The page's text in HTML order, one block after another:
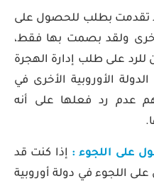
تقدمت بطلب للحصول على
ولقد بصمت بها فقط،
على طلب إدارة الهجرة
الأوروبية الأخرى في
رد فعلها على أنه
على اللجوء : إذا كنت قد
اللجوء في دولة أوروبية